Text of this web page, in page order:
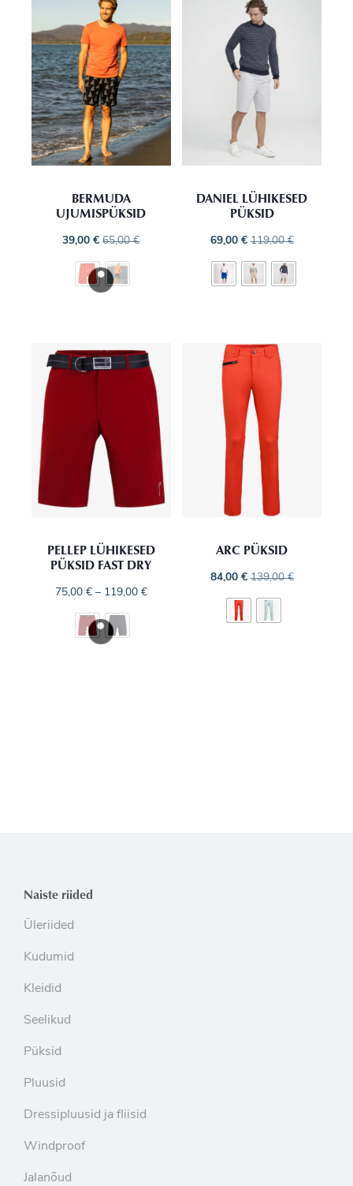
BERMUDA
UJUMISPÜKSID
39,00€ 65,00€
DANIEL LÜHIKESED
PÜKSID
69,00 € 119,00€
PELLEP LÜHIKESED
PÜKSID FAST DRY
75,00 € – 119,00 €
ARC PÜKSID
84,00 € 139,00€
Naiste riided
Üleriided
Kudumid
Kleidid
Seelikud
Püksid
Pluusid
Dressipluusid ja fliisid
Windproof
Jalanõud